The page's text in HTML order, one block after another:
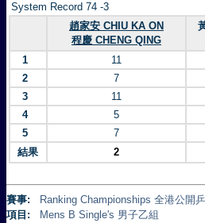
System Record 74 -3
趙家安 CHIU KA ON
程慶 CHENG QING
1
11
2
7
3
11
4
5
5
7
結果
2
賽事:
Ranking Championships 全港公開
項目:
Mens B Single's 男子乙組